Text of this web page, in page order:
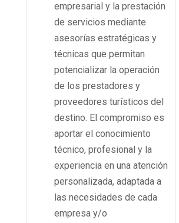
empresarial y la prestación
de servicios mediante
asesorías estratégicas y
técnicas que permitan
potencializar la operación
de los prestadores y
proveedores turísticos del
destino. El compromiso es
aportar el conocimiento
técnico, profesional y la
experiencia en una atención
personalizada, adaptada a
las necesidades de cada
empresa y/o